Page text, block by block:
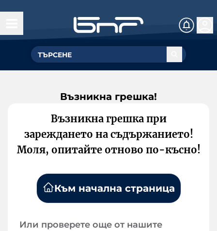
Възникна грешка!
Възникна грешка при
зареждането на съдържанието!
Моля, опитайте отново по-късно!
Към начална страница
Или проверете още от нашите